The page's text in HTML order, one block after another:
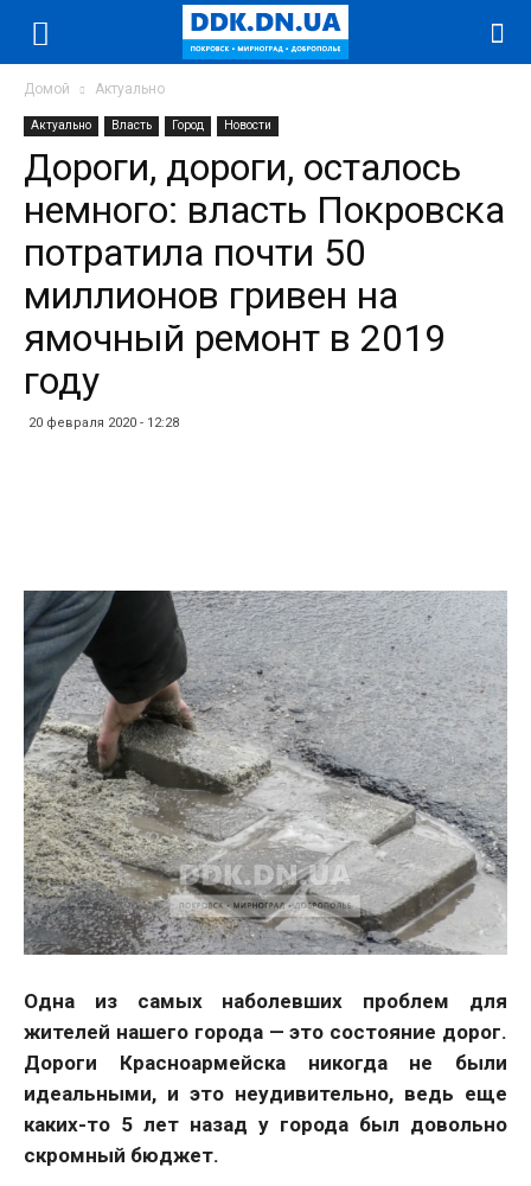
Домой Актуально
Актуально Власть Город Новости
Дороги, дороги, осталось
немного: власть Покровска
потратила почти 50
миллионов гривен на
ямочный ремонт в 2019
году
20 февраля 2020 - 12:28
Одна из самых наболевших проблем для
жителей нашего города — это состояние дорог.
Дороги Красноармейска никогда не были
идеальными, и это неудивительно, ведь еще
каких-то 5 лет назад у города был довольно
скромный бюджет.